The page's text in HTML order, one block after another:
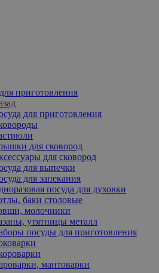
приготовления
для приготовления
для сковород
для сковород
для выпечки
для запекания
посуда для духовки
баки столовые
молочники
утятницы металл
посуды для приготовления
мантоварки